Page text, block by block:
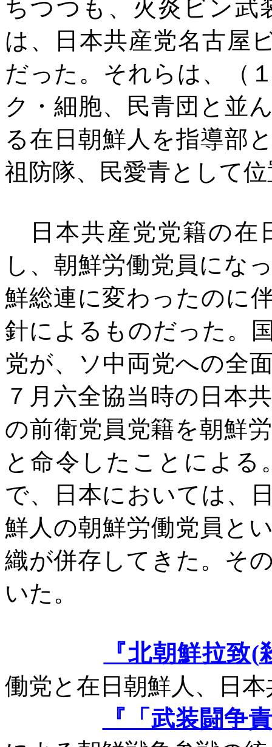
ちつつも、火炎ビン武
は、日本共産党名古屋
だった。それらは、（
ク・細胞、民青団と並
る在日朝鮮人を指導部
祖防隊、民愛青として
日本共産党党籍の在
し、朝鮮労働党員にな
鮮総連に変わったのに
針によるものだった。
党が、ソ中両党への全
７月六全協当時の日本
の前衛党員党籍を朝鮮
と命令したことによ
で、日本においては、
鮮人の朝鮮労働党員と
織が併存してきた。そ
いた。
『北朝鮮拉致(
働党と在日朝鮮人、日
『「武装闘争